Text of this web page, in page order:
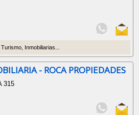
Inmobiliarias...
- ROCA PROPIEDADES
315